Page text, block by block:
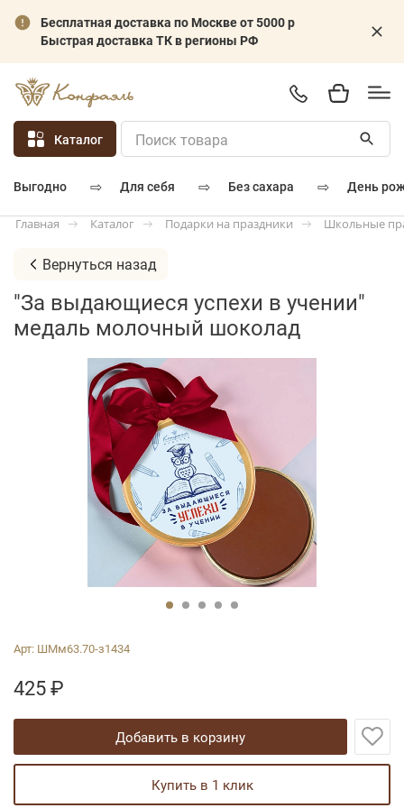
Бесплатная доставка по Москве от 5000 р
Быстрая доставка ТК в регионы РФ
Каталог
выгодно ⇨ для себя ⇨ без сахара ⇨ день
Главная Каталог Подарки на праздники Школьные
Вернуться назад
"За выдающиеся успехи в учении"
медаль молочный шоколад
Арт: ШМм63.70-з1434
425₽
добавить в корзину
купить в 1 клик